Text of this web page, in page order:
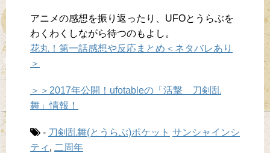
アニメの感想を振り返ったり、UFOとうらぶを
わくわくしながら待つのもよし。
花丸！第一話感想や反応まとめ＜ネタバレあり
＞
＞＞2017年公開！ufotableの「活撃 刀剣乱
舞」情報！
- 刀剣乱舞(とうらぶ)ポケット サンシャインシ
ティ , 二周年